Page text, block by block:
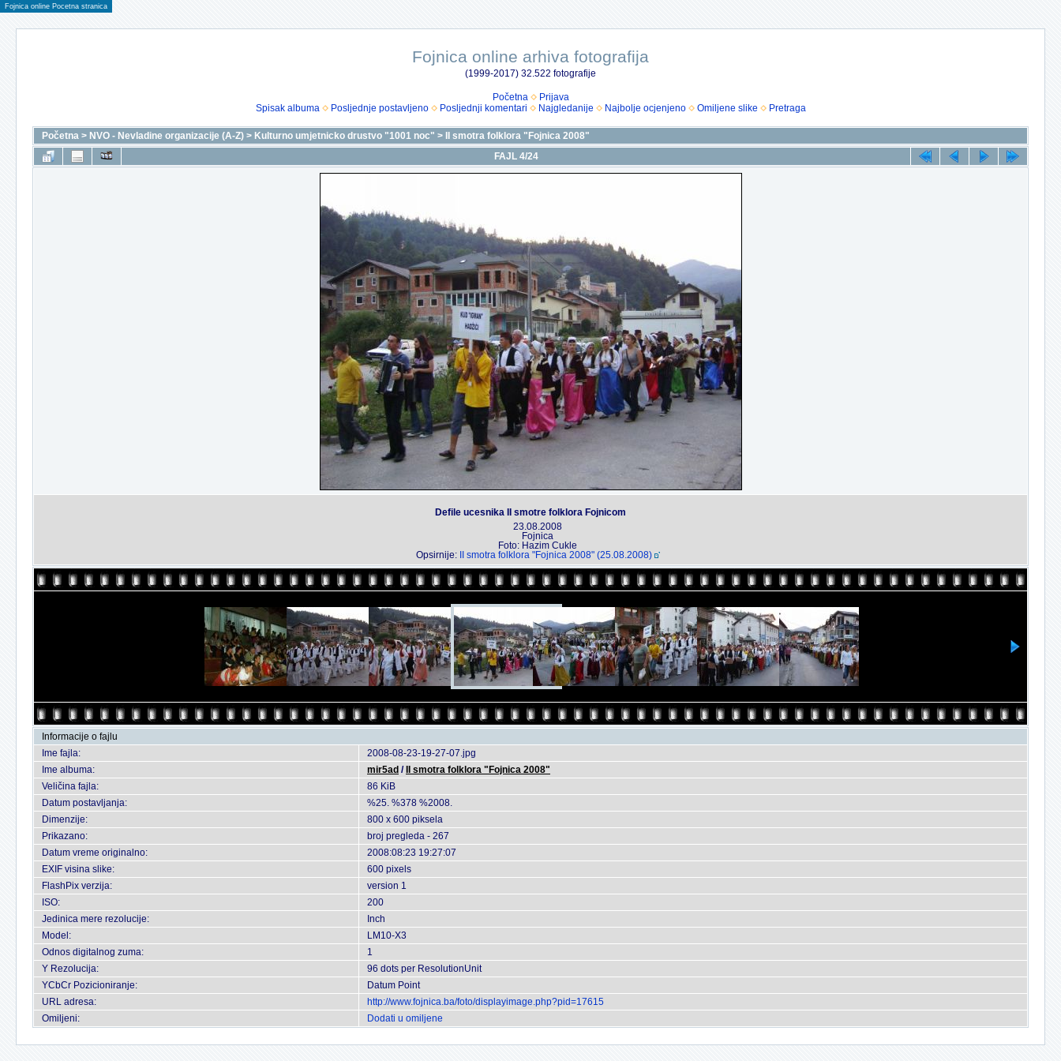
Fojnica online Pocetna stranica
Fojnica online arhiva fotografija
(1999-2017) 32.522 fotografije
Početna
Prijava
Spisak albuma
Posljednje postavljeno Posljednji komentari Najgledanije Najbolje ocjenjeno Omiljene slike Pretraga
Početna > NVO - Nevladine organizacije (A-Z) > Kulturno umjetnicko drustvo "1001 noc" >
II smotra folklora "Fojnica 2008"
FAJL 4/24
Defile ucesnika II smotre folklora Fojnicom
23.08.2008
Fojnica
Foto: Hazim Cukle
Opsirnije:
II smotra folklora "Fojnica 2008" (25.08.2008)
Informacije o fajlu
Ime fajla:
2008-08-23-19-27-07.jpg
Ime albuma:
mir5ad /
II smotra folklora "Fojnica 2008"
Veličina fajla:
86 KiB
Datum postavljanja:
%25. %378 %2008.
Dimenzije:
800 x 600 piksela
Prikazano:
broj pregleda - 267
Datum vreme originalno:
2008:08:23 19:27:07
EXIF visina slike:
600 pixels
FlashPix verzija:
version 1
ISO:
200
Jedinica mere rezolucije:
Inch
Model:
LM10-X3
Odnos digitalnog zuma:
1
Y Rezolucija:
96 dots per ResolutionUnit
YCbCr Pozicioniranje:
Datum Point
URL adresa:
http://www.fojnica.ba/foto/displayimage.php?pid=17615
Omiljeni:
Dodati u omiljene